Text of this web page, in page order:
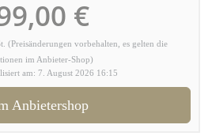
€
(Preisänderungen vorbehalten, es gelten die
im Anbieter-Shop)
am: 7. August 2026 16:15
Anbietershop